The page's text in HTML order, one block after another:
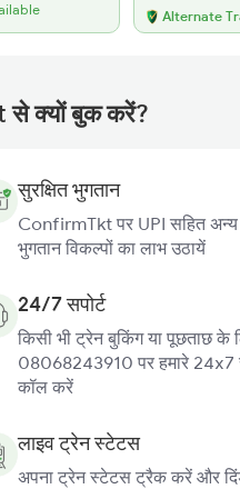
Alternate
से क्यों बुक करें?
सुरक्षित भुगतान
ConfirmTkt पर UPI सहित अन्य
भुगतान विकल्पों का लाभ उठायें
24/7 सपोर्ट
किसी भी ट्रेन बुकिंग या पूछताछ के
08068243910 पर हमारे 24x7
कॉल करें
लाइव ट्रेन स्टेटस
अपना ट्रेन स्टेटस ट्रैक करें और